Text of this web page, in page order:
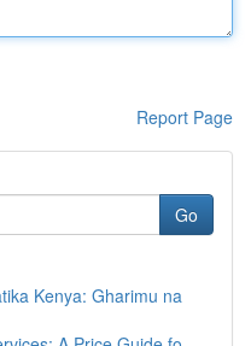
Report Page
Go
Kenya: Gharimu na